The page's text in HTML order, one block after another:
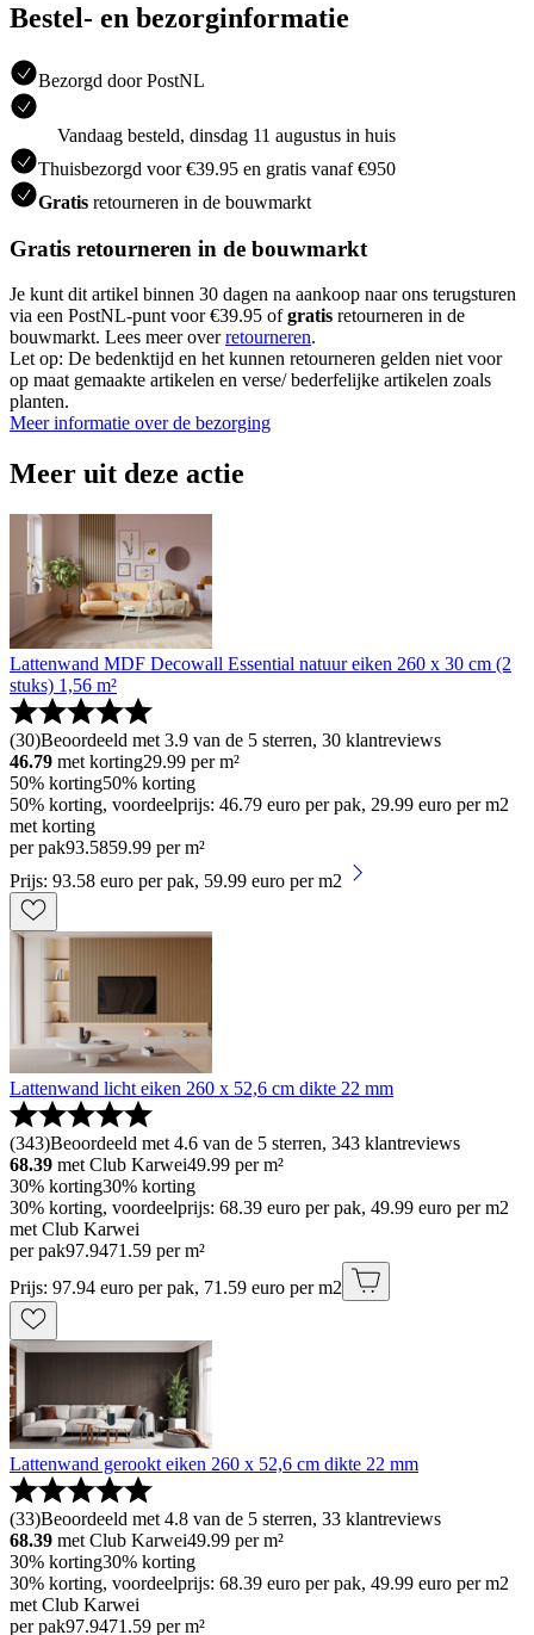
Bestel- en bezorginformatie
Bezorgd door PostNL
Vandaag besteld, dinsdag 11 augustus in huis
Thuisbezorgd voor €39.95 en gratis vanaf €950
Gratis retourneren in de bouwmarkt
Gratis retourneren in de bouwmarkt
Je kunt dit artikel binnen 30 dagen na aankoop naar ons terugsturen
via een PostNL-punt voor €39.95 ofgratis retourneren in de
bouwmarkt. Lees meer overretourneren.
Let op: De bedenktijd en het kunnen retourneren gelden niet voor
op maat gemaakte artikelen en verse/ bederfelijke artikelen zoals
planten.
Meer informatie over de bezorging
Meer uit deze actie
Lattenwand MDF Decowall Essential natuur eiken 260 x 30 cm (2
stuks) 1,56 m²
(30)Beoordeeld met 3.9 van de 5 sterren, 30 klantreviews
46.79 met korting29.99 per m²
50% korting50% korting
50% korting, voordeelprijs: 46.79 euro per pak, 29.99 euro per m2
met korting
per pak93.5859.99 per m²
Prijs: 93.58 euro per pak, 59.99 euro per m2
Lattenwand licht eiken 260 x 52,6 cm dikte 22 mm
(343)Beoordeeld met 4.6 van de 5 sterren, 343 klantreviews
68.39 met Club Karwei49.99 per m²
30% korting30% korting
30% korting, voordeelprijs: 68.39 euro per pak, 49.99 euro per m2
met Club Karwei
per pak97.9471.59 per m²
Prijs: 97.94 euro per pak, 71.59 euro per m2
Lattenwand gerookt eiken 260 x 52,6 cm dikte 22 mm
(33)Beoordeeld met 4.8 van de 5 sterren, 33 klantreviews
68.39 met Club Karwei49.99 per m²
30% korting30% korting
30% korting, voordeelprijs: 68.39 euro per pak, 49.99 euro per m2
met Club Karwei
per pak97.9471.59 per m²